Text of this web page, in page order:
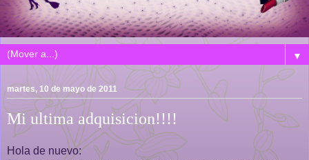
▼
martes, 10 de mayo de 2011
Mi ultima adquisicion!!!!
Hola de nuevo: